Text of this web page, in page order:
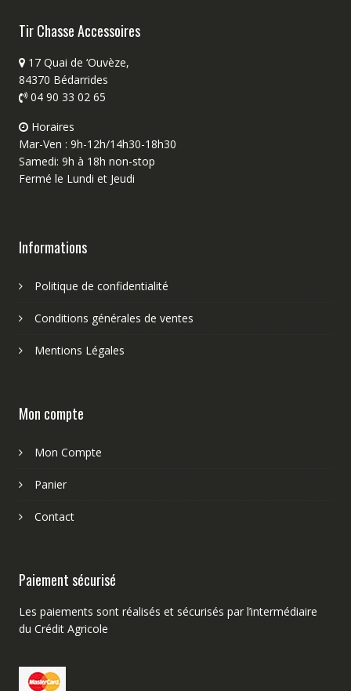
Tir Chasse Accessoires
17 Quai de ‘Ouvèze,
84370 Bédarrides
04 90 33 02 65
Horaires
Mar-Ven : 9h-12h/14h30-18h30
Samedi: 9h à 18h non-stop
Fermé le Lundi et Jeudi
Informations
Politique de confidentialité
Conditions générales de ventes
Mentions Légales
Mon compte
Mon Compte
Panier
Contact
Paiement sécurisé
Les paiements sont réalisés et sécurisés par l’intermédiaire
du Crédit Agricole